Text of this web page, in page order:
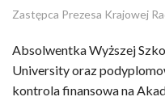
Zastępca Prezesa Krajowej
Absolwentka Wyższej
University oraz
kontrola finansowa na